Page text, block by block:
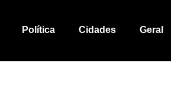
Política Cidades Geral